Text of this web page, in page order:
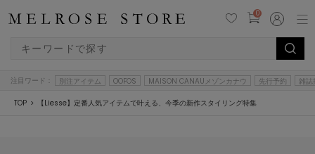
0
注目ワード： 別注アイテム OOFOS MAISON CANAUメゾンカナウ 先行予約 雑誌
TOP 【Liesse】定番人気アイテムで叶える、今季の新作スタイリング特集